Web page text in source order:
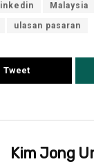
linkedin Malaysia
ulasan pasaran
Tweet
Kim Jong